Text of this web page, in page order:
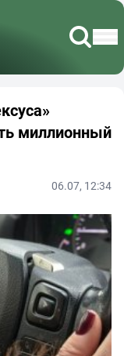
миллионный
06.07, 12:34